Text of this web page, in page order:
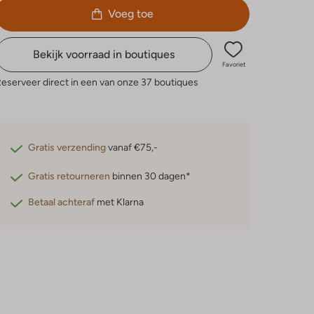
Voeg toe
Bekijk voorraad in boutiques
Favoriet
direct in een van onze 37 boutiques
Gratis verzendingvanaf €75,-
Gratis retourneren binnen 30 dagen*
Betaal achteraf met Klarna